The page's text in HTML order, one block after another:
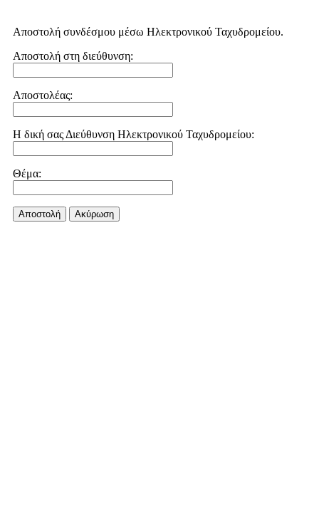
Αποστολή συνδέσμου μέσω Ηλεκτρονικού Ταχυδρομείου.
Αποστολή στη διεύθυνση:
Αποστολέας:
Η δική σας Διεύθυνση Ηλεκτρονικού Ταχυδρομείου:
Θέμα:
Αποστολή Aκύρωση